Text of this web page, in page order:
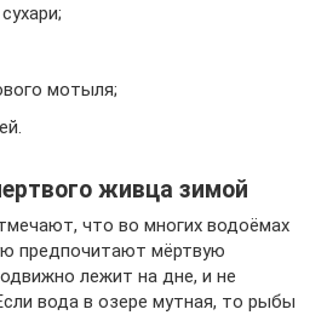
мотыля;
живца зимой
что во многих водоёмах
предпочитают мёртвую
лежит на дне, и не
вода в озере мутная, то рыбы